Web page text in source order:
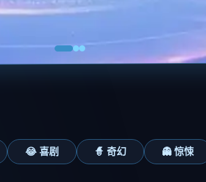
😂 喜剧 🧙 奇幻 👻 惊悚